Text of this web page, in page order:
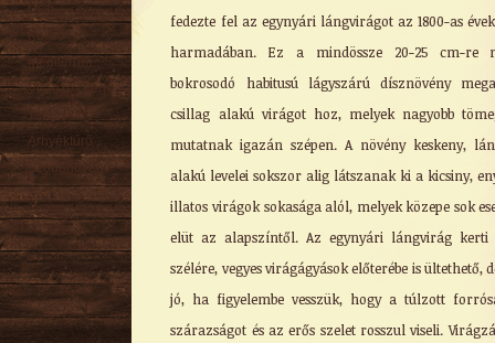
fedezte fel az egynyári lángvirágot az 1800-as
harmadában. Ez a mindössze 20-25 cm-re
bokrosodó habitusú lágyszárú dísznövény
csillag alakú virágot hoz, melyek nagyobb
mutatnak igazán szépen. A növény keskeny,
alakú levelei sokszor alig látszanak ki a kicsiny,
illatos virágok sokasága alól, melyek közepe sok
elüt az alapszíntől. Az egynyári lángvirág kerti
szélére, vegyes virágágyások előterébe is ültethető,
jó, ha figyelembe vesszük, hogy a túlzott
szárazságot és az erős szelet rosszul viseli.
Őszi
Kúszó
Mediterrán
Virágzó cserje
Talajtakaró
Árnyéktűrő
Szobanövény